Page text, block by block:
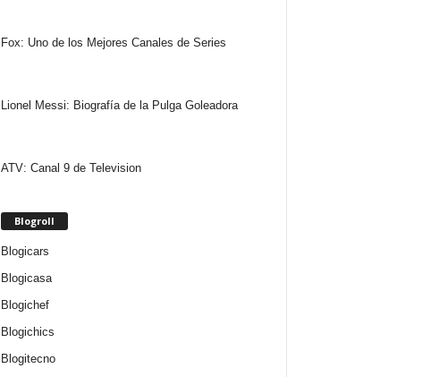
Fox: Uno de los Mejores Canales de Series
Lionel Messi: Biografía de la Pulga Goleadora
ATV: Canal 9 de Television
Blogroll
Blogicars
Blogicasa
Blogichef
Blogichics
Blogitecno